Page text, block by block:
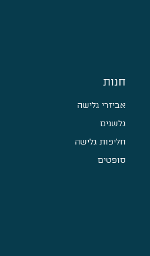
חנות
אביזרי גלישה
גלשנים
חליפות גלישה
סופטים